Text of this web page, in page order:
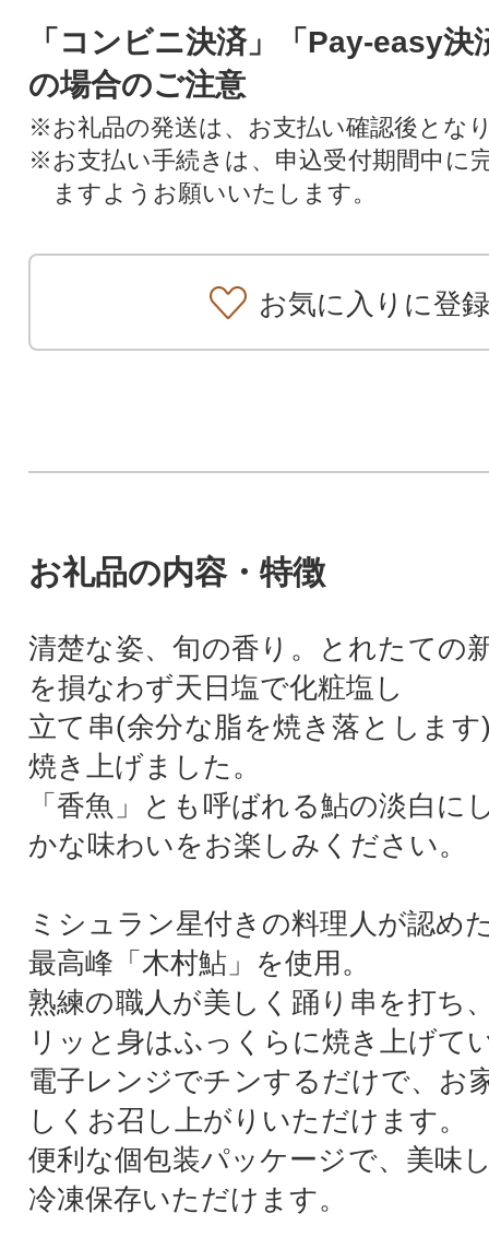
「コンビニ決済」「Pay-easy決
の場合のご注意
※お礼品の発送は、お支払い確認後とな
※お支払い手続きは、申込受付期間中に
ますようお願いいたします。
お気に入りに登録
お礼品の内容・特徴
清楚な姿、旬の香り。とれたての
を損なわず天日塩で化粧塩し
立て串(余分な脂を焼き落としま
焼き上げました。
「香魚」とも呼ばれる鮎の淡白に
かな味わいをお楽しみください。
ミシュラン星付きの料理人が認め
最高峰「木村鮎」を使用。
熟練の職人が美しく踊り串を打ち
リッと身はふっくらに焼き上げて
電子レンジでチンするだけで、お
しくお召し上がりいただけます。
便利な個包装パッケージで、美味
冷凍保存いただけます。